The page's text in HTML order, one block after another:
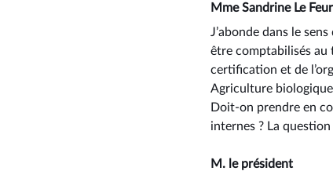
Mme Sandrine Le Feur
J’abonde dans le
être comptabilisés au
certification et de
Agriculture
Doit-on prendre en
internes ? La question
M. le président